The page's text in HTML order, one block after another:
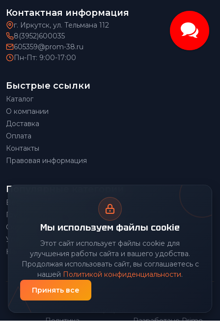
Мы используем файлы cookie
Этот сайт использует файлы cookie для
улучшения работы сайта и вашего удобства.
Продолжая использовать сайт, вы соглашаетесь с
нашей Политикой конфиденциальности.
Принять все
Контактная информация
г. Иркутск, ул. Тельмана 112
8(3952)600035
605359@prom-38.ru
Пн-Пт: 9:00-17:00
Быстрые ссылки
Каталог
О компании
Доставка
Оплата
Контакты
Правовая информация
Популярные категории
Весовое оборудование
Грузоподъемное оборудование
Складское оборудование
Упаковочное оборудование
Наше производство
© 2026 Передовой Центр снабжения. Все права
Политика
Разработано Prime